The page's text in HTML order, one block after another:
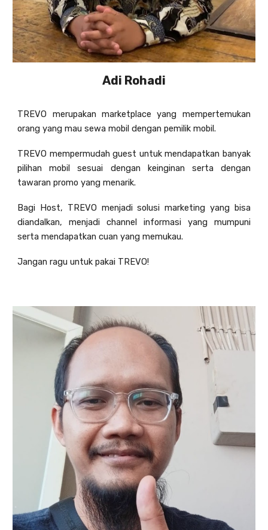
Adi Rohadi
TREVO merupakan marketplace yang mempertemukan
orang yang mau sewa mobil dengan pemilik mobil.
TREVO mempermudah guest untuk mendapatkan banyak
pilihan mobil sesuai dengan keinginan serta dengan
tawaran promo yang menarik.
Bagi Host, TREVO menjadi solusi marketing yang bisa
diandalkan, menjadi channel informasi yang mumpuni
serta mendapatkan cuan yang memukau.
Jangan ragu untuk pakai TREVO!